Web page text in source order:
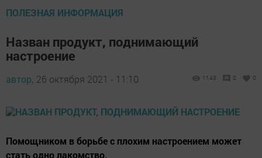
ПОЛЕЗНАЯ ИНФОРМАЦИЯ
Назван продукт, поднимающий
настроение
автор, 26 октября 2021 - 11:10 1143 0 0
Помощником в борьбе с плохим настроением может
стать одно лакомство.